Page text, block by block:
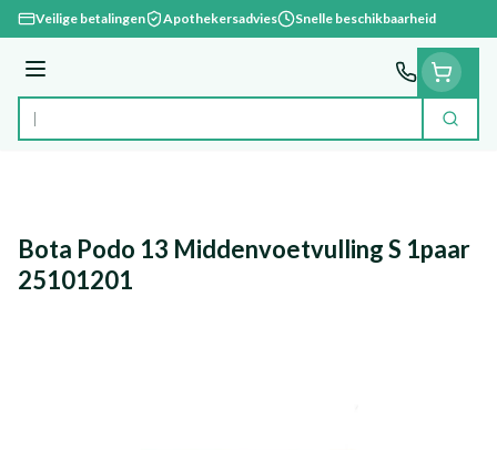
Ga naar de inhoud
Veilige betalingen Apothekersadvies Snelle beschikbaarheid
Menu
Product, merk, categorie... Zoek
Bota Podo 13 Middenvoetvulling S 1paar
25101201